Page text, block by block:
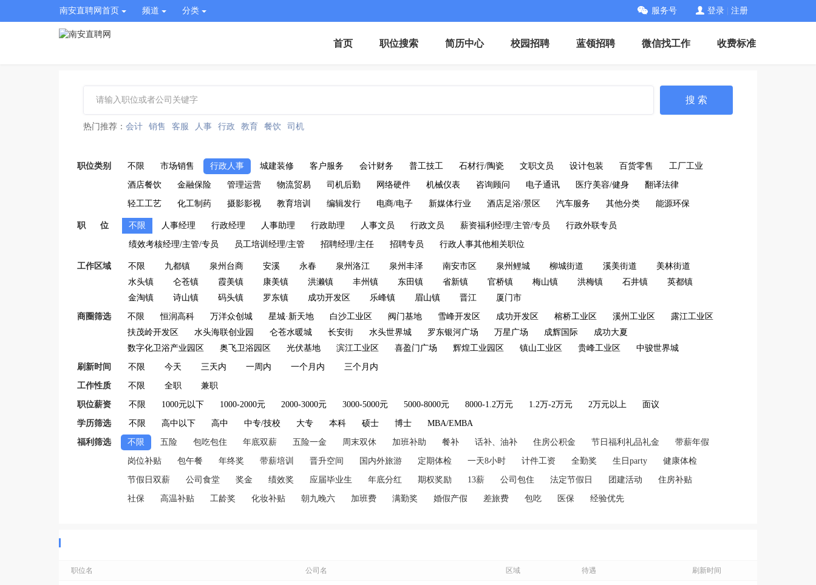
南安直聘网首页 频道 分类 服务号 登录 注册
首页 职位搜索 简历中心 校园招聘 蓝领招聘 微信找工作 收费标准
搜 索
热门推荐： 会计 销售 客服 人事 行政 教育 餐饮 司机
职位类别 不限 市场销售 行政人事 城建装修 客户服务 会计财务 普工技工 石材行/陶瓷 文职文员 设计包装 百货零售 工厂工业
酒店餐饮 金融保险 管理运营 物流贸易 司机后勤 网络硬件 机械仪表 咨询顾问 电子通讯 医疗美容/健身 翻译法律
轻工工艺 化工制药 摄影影视 教育培训 编辑发行 电商/电子 新媒体行业 酒店足浴/景区 汽车服务 其他分类 能源环保
职 位 不限 人事经理 行政经理 人事助理 行政助理 人事文员 行政文员 薪资福利经理/主管/专员 行政外联专员
绩效考核经理/主管/专员 员工培训经理/主管 招聘经理/主任 招聘专员 行政人事其他相关职位
工作区域 不限 九都镇 泉州台商 安溪 永春 泉州洛江 泉州丰泽 南安市区 泉州鲤城 柳城街道 溪美街道
美林街道
水头镇
仑苍镇 霞美镇 康美镇 洪濑镇 丰州镇 东田镇 省新镇 官桥镇 梅山镇 洪梅镇 石井镇
英都镇
金淘镇
诗山镇 码头镇 罗东镇 成功开发区 乐峰镇 眉山镇 晋江 厦门市
商圈筛选 不限 恒润高科 万洋众创城 星城·新天地 白沙工业区 阀门基地 雪峰开发区 成功开发区 榕桥工业区 溪州工业区
露江工业区
扶茂岭开发区
水头海联创业园 仑苍水暖城 长安街 水头世界城 罗东银河广场 万星广场 成辉国际
成功大夏
数字化卫浴产业园区
奥飞卫浴园区 光伏基地 滨江工业区 喜盈门广场 辉煌工业园区 镇山工业区 贵峰工业区 中骏世界城
刷新时间 不限 今天 三天内 一周内 一个月内 三个月内
工作性质 不限 全职 兼职
职位薪资 不限 1000元以下 1000-2000元 2000-3000元 3000-5000元 5000-8000元 8000-1.2万元 1.2万-2万元 2万元以上 面议
学历筛选 不限 高中以下 高中 中专/技校 大专 本科 硕士 博士 MBA/EMBA
福利筛选 不限 五险 包吃包住 年底双薪 五险一金 周末双休 加班补助 餐补 话补、油补 住房公积金 节日福利礼品礼金 带薪年假
岗位补贴 包午餐 年终奖 带薪培训 晋升空间 国内外旅游 定期体检 一天8小时 计件工资 全勤奖 生日party 健康体检
节假日双薪 公司食堂 奖金 绩效奖 应届毕业生 年底分红 期权奖励 13薪 公司包住 法定节假日 团建活动 住房补贴
社保 高温补贴 工龄奖 化妆补贴 朝九晚六 加班费 满勤奖 婚假产假 差旅费 包吃 医保 经验优先
职位名 公司名 区域 待遇 刷新时间